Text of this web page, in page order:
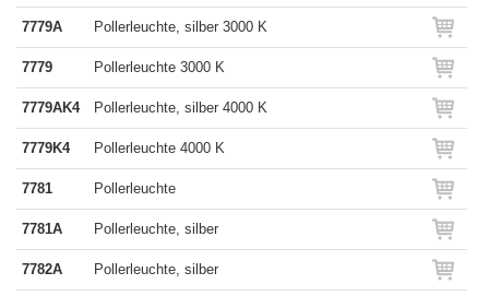
7779A Pollerleuchte, silber 3000 K
7779 Pollerleuchte 3000 K
7779AK4 Pollerleuchte, silber 4000 K
7779K4 Pollerleuchte 4000 K
7781 Pollerleuchte
7781A Pollerleuchte, silber
7782A Pollerleuchte, silber